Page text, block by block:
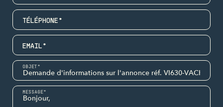
TÉLÉPHONE*
EMAIL*
OBJET*
MESSAGE*